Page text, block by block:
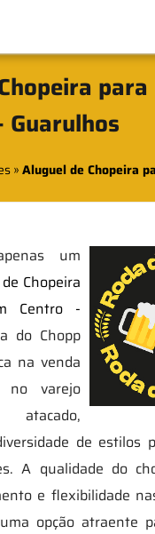
Guarulhos
»Aluguel de Chopeira
um
Chopeira
Centro -
do Chopp
na venda
no varejo
de estilos
A qualidade do
e flexibilidade
opção atraente